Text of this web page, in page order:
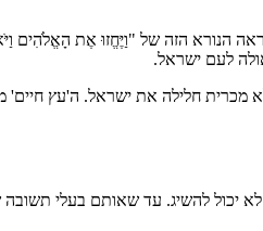
הנורא הזה של "וַיֶּחֱזוּ אֶת הָאֱלֹהִים
לעם ישראל.
חלילה את ישראל. ה'עץ חיים'
יכול להשיג. עד שאותם בעלי